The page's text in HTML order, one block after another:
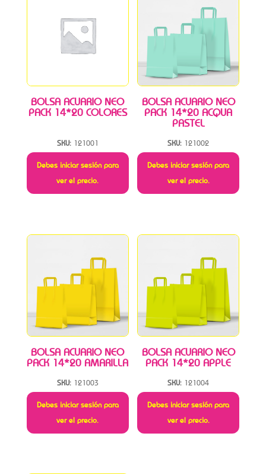
BOLSA ACUARIO NEO
PACK 14*20 COLORES
SKU: 121001
Debes iniciar sesión para
ver el precio.
BOLSA ACUARIO NEO
PACK 14*20 ACQUA
PASTEL
SKU: 121002
Debes iniciar sesión para
ver el precio.
BOLSA ACUARIO NEO
PACK 14*20 AMARILLA
SKU: 121003
Debes iniciar sesión para
ver el precio.
BOLSA ACUARIO NEO
PACK 14*20 APPLE
SKU: 121004
Debes iniciar sesión para
ver el precio.